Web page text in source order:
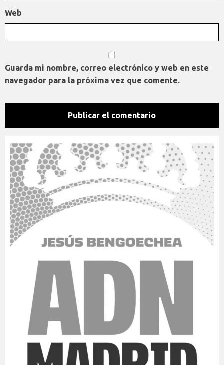
Web
Guarda mi nombre, correo electrónico y web en este
navegador para la próxima vez que comente.